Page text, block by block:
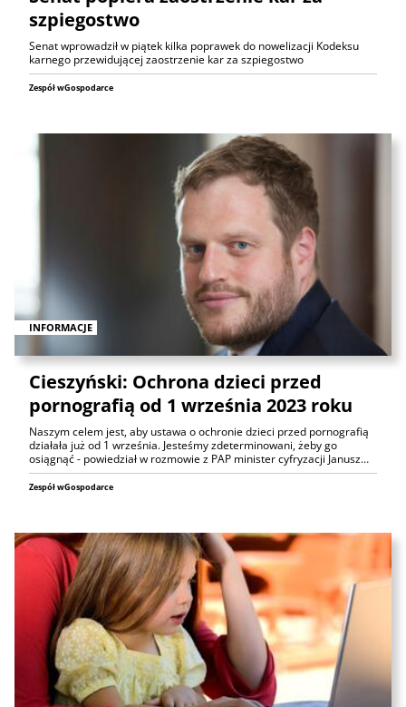
szpiegostwo
Senat wprowadził w piątek kilka poprawek do nowelizacji Kodeksu
karnego przewidującej zaostrzenie kar za szpiegostwo
Zespół wGospodarce
INFORMACJE
Cieszyński: Ochrona dzieci przed
pornografią od 1 września 2023 roku
Naszym celem jest, aby ustawa o ochronie dzieci przed pornografią
działała już od 1 września. Jesteśmy zdeterminowani, żeby go
osiągnąć - powiedział w rozmowie z PAP minister cyfryzacji Janusz…
Zespół wGospodarce